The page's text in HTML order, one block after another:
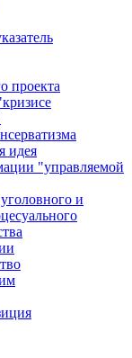
проекта
идея
"управляемой
и